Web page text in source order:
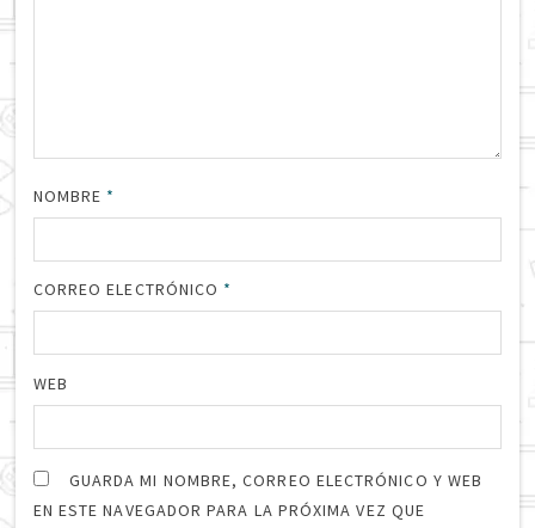
NOMBRE *
CORREO ELECTRÓNICO *
WEB
GUARDA MI NOMBRE, CORREO ELECTRÓNICO Y WEB
EN ESTE NAVEGADOR PARA LA PRÓXIMA VEZ QUE